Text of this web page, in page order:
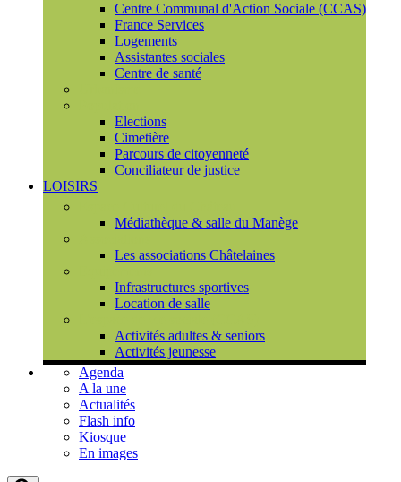
Centre Communal d'Action Sociale (CCAS)
France Services
Logements
Assistantes sociales
Centre de santé
Elections
Cimetière
Parcours de citoyenneté
Conciliateur de justice
LOISIRS
Médiathèque & salle du Manège
Les associations Châtelaines
Infrastructures sportives
Location de salle
Activités adultes & seniors
Activités jeunesse
Agenda
A la une
Actualités
Flash info
Kiosque
En images